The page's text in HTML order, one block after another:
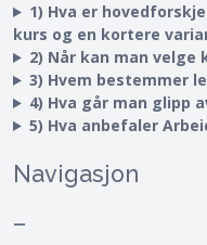
1) Hva er
kurs og en kortere
2) Når kan man velge
3) Hvem bestemmer
4) Hva går man glipp
5) Hva anbefaler
Navigasjon
–